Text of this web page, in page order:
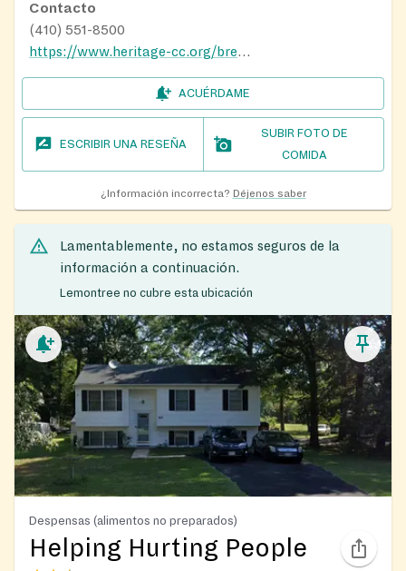
Contacto
(410) 551-8500
https://www.heritage-cc.org/bread-pantry
ACUÉRDAME
ESCRIBIR UNA RESEÑA
SUBIR FOTO DE
COMIDA
¿Información incorrecta? Déjenos saber
Lamentablemente, no estamos seguros de la
información a continuación.
Lemontree no cubre esta ubicación
Despensas (alimentos no preparados)
Helping Hurting People